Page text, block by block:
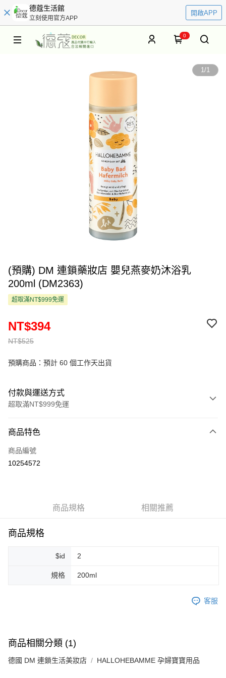
德蔻生活館
立刻使用官方APP
開啟APP
0
1/1
(預購) DM 連鎖藥妝店 嬰兒燕麥奶沐浴乳
200ml (DM2363)
超取滿NT$999免運
NT$525
NT$394
預購商品：預計 60 個工作天出貨
付款與運送方式
超取滿NT$999免運
信用卡一次付款
超商取貨付款
悠遊付
全家純取貨 (先付款
每筆NT$80，滿NT$999(含以上)免運費
商品特色
商品編號
10254572
商品規格 相關推薦
商品規格
$id 2
規格 200ml
客服
商品相關分類 (1)
德國 DM 連鎖生活美妝店 HALLOHEBAMME 孕婦寶寶用品